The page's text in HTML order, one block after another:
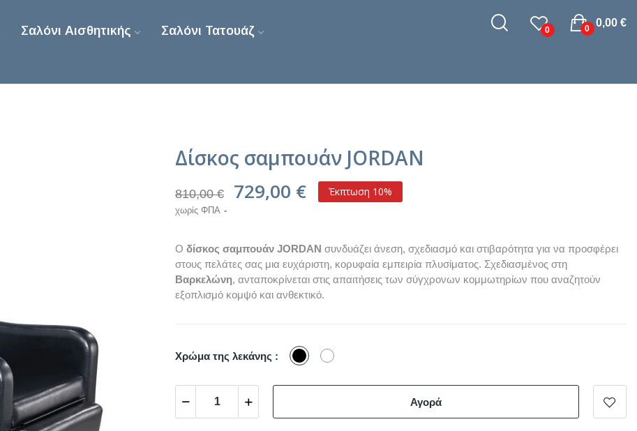
Σαλόνι Αισθητικής
Σαλόνι Τατουάζ
0
0,00 €
0
Δίσκος σαμπουάν JORDAN
810,00 € 729,00 € Έκπτωση 10%
χωρίς ΦΠΑ
Ο δίσκος σαμπουάν JORDAN συνδυάζει άνεση, σχεδιασμό και στιβαρότητα για να προσφέρει
στους πελάτες σας μια ευχάριστη, κορυφαία εμπειρία πλυσίματος. Σχεδιασμένος στη
Βαρκελώνη, ανταποκρίνεται στις απαιτήσεις των σύγχρονων κομμωτηρίων που αναζητούν
εξοπλισμό κομψό και ανθεκτικό.
Χρώμα της λεκάνης : ΜαύροΛευκό
Αγορά